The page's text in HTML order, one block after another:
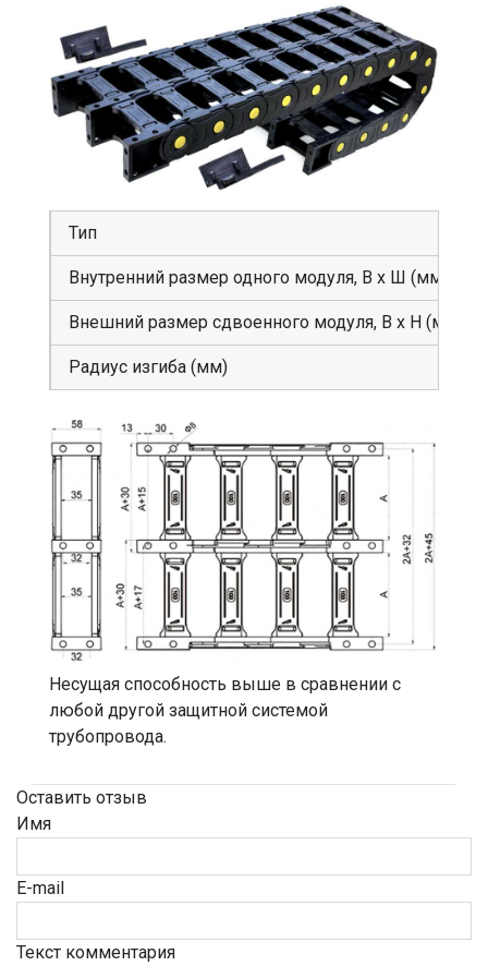
Тип
Внутренний размер одного модуля, В х Ш (мм)
Внешний размер сдвоенного модуля, В х Н (мм)
Радиус изгиба (мм)
Несущая способность выше в сравнении с
любой другой защитной системой
трубопровода.
Оставить отзыв
Имя
E-mail
Текст комментария